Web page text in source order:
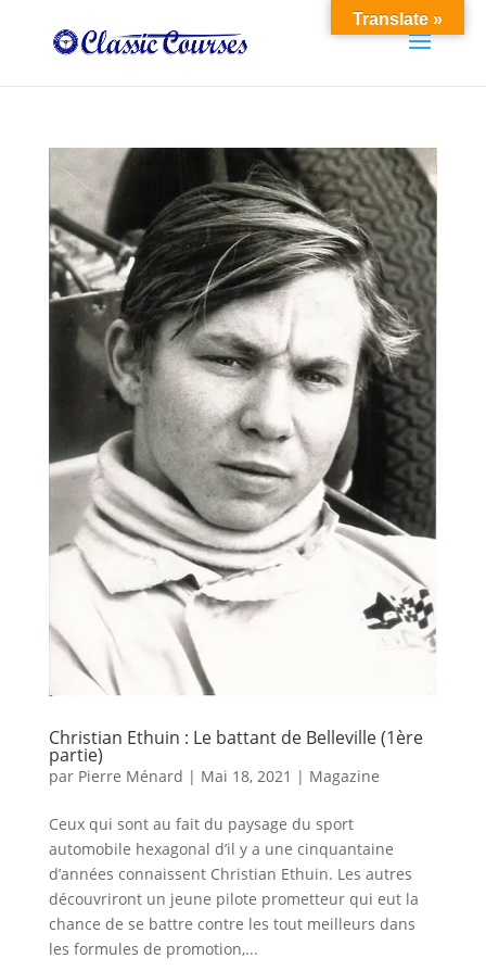
Christian Ethuin : Le battant de Belleville (1ère
partie)
par Pierre Ménard | Mai 18, 2021 | Magazine
Ceux qui sont au fait du paysage du sport
automobile hexagonal d’il y a une cinquantaine
d’années connaissent Christian Ethuin. Les autres
découvriront un jeune pilote prometteur qui eut la
chance de se battre contre les tout meilleurs dans
les formules de promotion,...
Translate »